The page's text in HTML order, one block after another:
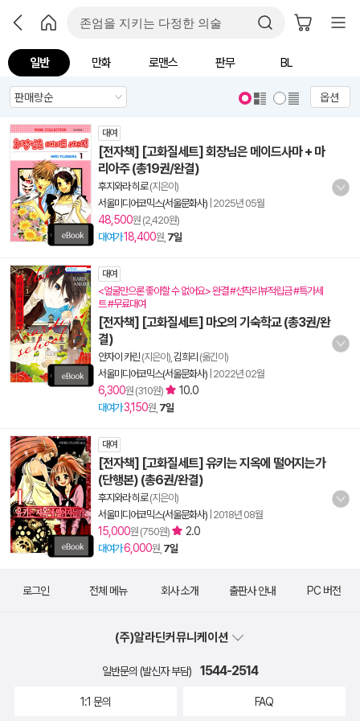
일반 만화 로맨스 판무 BL
옵션
대여
[전자책] [고화질세트] 회장님은 메이드사마 + 마
리아주 (총19권/완결)
후지와라 히로(지은이)
서울미디어코믹스(서울문화사) 2025년 05월
48,500원 (2,420원)
대여가18,400원, 7일
대여
<얼굴만으론 좋아할 수 없어요> 완결 #선착리뷰적립금 #특가세
트 #무료대여
[전자책] [고화질세트] 마오의 기숙학교 (총3권/완
결)
안자이 카린 (지은이), 김희리 (옮긴이)
서울미디어코믹스(서울문화사) 2022년 02월
6,300원 (310원) 10.0
대여가3,150원, 7일
대여
[전자책] [고화질세트] 유키는 지옥에 떨어지는가
(단행본) (총6권/완결)
후지와라 히로(지은이)
서울미디어코믹스(서울문화사) 2018년 08월
15,000원 (750원) 2.0
대여가6,000원, 7일
로그인 전체 메뉴 회사 소개 출판사 안내 PC 버전
(주)알라딘커뮤니케이션
일반문의 (발신자 부담) 1544-2514
1:1 문의 FAQ